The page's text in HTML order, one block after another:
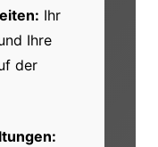
Ihr
Ihre
der